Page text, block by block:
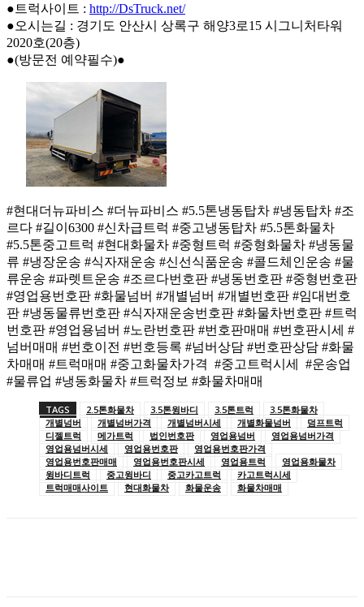
●트럭사이트 : http://DsTruck.net/
●오시는길 : 경기도 안산시 상록구 해양3로15 시그니처타워
2020호(20층)
●(방문전 예약필수)●
#현대더뉴파비스 #더뉴파비스 #5.5톤냉동탑차 #냉동탑차 #조
르다 #길이6300 #신차급트럭 #중고냉동탑차 #5.5톤화물차
#5.5톤중고트럭 #현대화물차 #중형트럭 #중형화물차 #냉동물
류 #냉장운송 #식자재운송 #신선식품운송 #콜드체인운송 #물
류운송 #파렛트운송 #조르다번호판 #냉동번호판 #중형번호판
#영업용번호판 #화물넘버 #개별넘버 #개별번호판 #임대번호
판 #냉동물류번호판 #식자재운송번호판 #화물차번호판 #트럭
번호판 #영업용넘버 #노란번호판 #번호판매매 #번호판시세 #
넘버매매 #번호이전 #번호등록 #넘버상담 #번호판상담 #화물
차매매 #트럭매매 #중고화물차가격 #중고트럭시세 #운송업
#물류업 #냉동화물차 #트럭정보 #화물차매매
TAGS 2.5톤화물차 3.5톤윙바디 3.5톤트럭
3.5톤화물차
개별넘버
개별넘버가격 개별넘버시세 개별화물넘버
덤프트럭
디젤트럭
메가트럭 법인번호판 영업용넘버
영업용넘버가격
영업용넘버시세
영업용번호판
영업용번호판가격
영업용번호판매매
영업용번호판시세 영업용트럭
영업용화물차
윙바디트럭
중고윙바디 중고카고트럭
카고트럭시세
트럭매매사이트
현대화물차 화물운송 화물차매매